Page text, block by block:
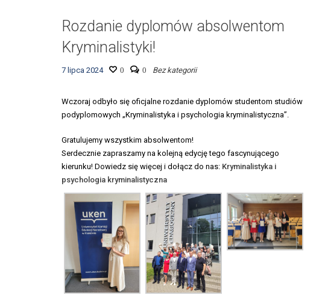
Rozdanie dyplomów absolwentom
Kryminalistyki!
7 lipca 2024 0 0 Bez kategorii
Wczoraj odbyło się oficjalne rozdanie dyplomów studentom studiów
podyplomowych „Kryminalistyka i psychologia kryminalistyczna”.
Gratulujemy wszystkim absolwentom!
Serdecznie zapraszamy na kolejną edycję tego fascynującego
kierunku! Dowiedz się więcej i dołącz do nas: Kryminalistyka i
psychologia kryminalistyczna